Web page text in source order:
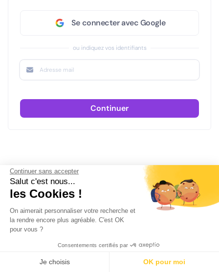
Continuer sans accepter
Salut c'est nous...
les Cookies !
On aimerait personnaliser votre recherche et
la rendre encore plus agréable. C'est OK
pour vous ?
Consentements certifiés par
Je choisis OK pour moi
Se connecter avec Google
ou indiquez vos identifiants
Continuer